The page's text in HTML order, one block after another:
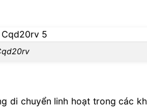
di chuyển linh hoạt trong các